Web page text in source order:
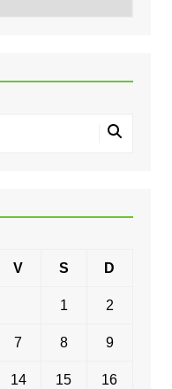
V S D
1 2
7 8 9
14 15 16